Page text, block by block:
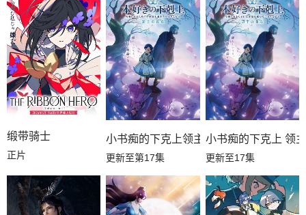
第03集 第02集 第01集
缎带骑士
正片
小书痴的下克上领主的养女
更新至第17集
小书痴的下克上 领
更新至17集